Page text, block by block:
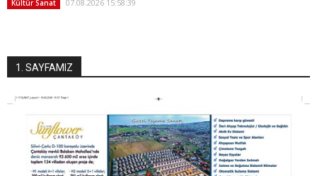
Kültür Sanat 07.08.2026 15:58:39
1. SAYFAMIZ